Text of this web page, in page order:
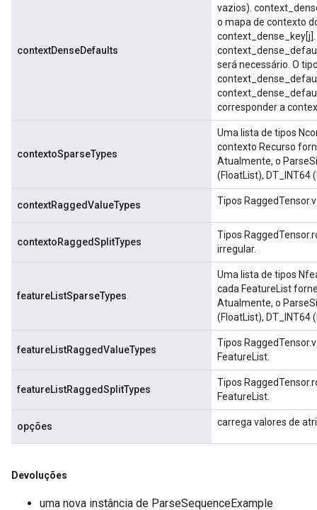
contextDenseDefaults
vazios).
o mapa de contexto
será necessário. O
corresponder a
contextoSparseTypes
Uma lista de tipos
contexto Recurso
Atualmente, o
(FloatList), DT_INT64
contextRaggedValueTypes Tipos
contextoRaggedSplitTypes
Tipos
irregular.
featureListSparseTypes
Uma lista de tipos
cada FeatureList
Atualmente, o
(FloatList), DT_INT64
featureListRaggedValueTypes
Tipos
FeatureList.
featureListRaggedSplitTypes
Tipos
FeatureList.
opções carrega valores de
Devoluções
uma nova instância de ParseSequenceExample